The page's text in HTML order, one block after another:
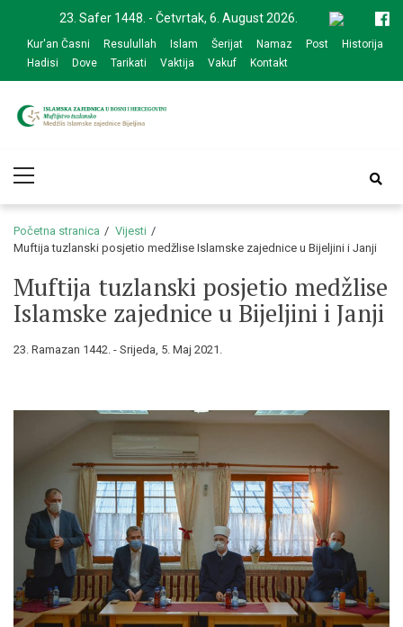
navigation
content
23. Safer 1448. - Četvrtak, 6. August 2026.
Kur'an Časni Resulullah Islam Šerijat Namaz Post
Historija
Hadisi
Dove Tarikati Vaktija Vakuf Kontakt
zajednice Bijeljina
Menu
Početna stranica
Vijesti
Muftija tuzlanski posjetio medžlise Islamske zajednice u Bijeljini i Janji
Muftija tuzlanski posjetio medžlise
Islamske zajednice u Bijeljini i Janji
23. Ramazan 1442. - Srijeda, 5. Maj 2021.